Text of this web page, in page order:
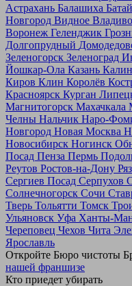
Астрахань Балашиха
Новгород Видное
Воронеж Геленджик
Долгопрудный
Зеленогорск Зеленоград
Йошкар-Ола Казань
Киров Клин Королёв
Красноярск Курган
Магнитогорск Махачкала
Челны Нальчик Наро-
Новгород Новая Москва
Новосибирск Ногинск
Посад Пенза Пермь
Реутов Ростов-на-Дону
Сергиев Посад Серпухов
Солнечногорск Сочи
Тверь Тольятти Томск
Ульяновск Уфа Ханты-
Череповец Чехов Чита
Ярославль
Откройте Бюро чистоты
нашей франшизе
Кто приедет убирать